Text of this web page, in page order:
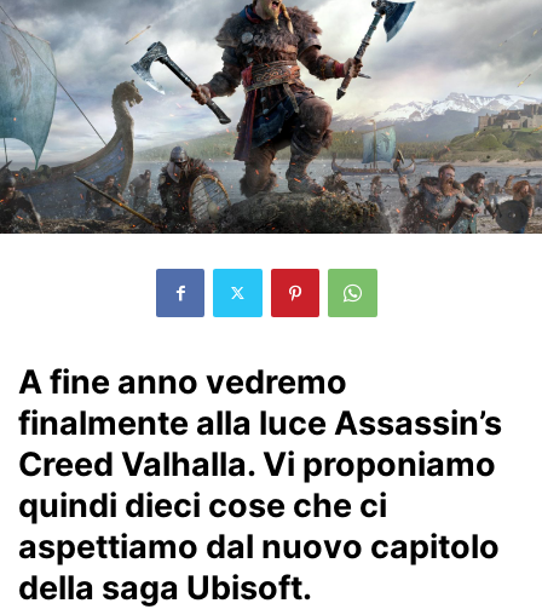
A fine anno vedremo
finalmente alla luce Assassin’s
Creed Valhalla. Vi proponiamo
quindi dieci cose che ci
aspettiamo dal nuovo capitolo
della saga Ubisoft.